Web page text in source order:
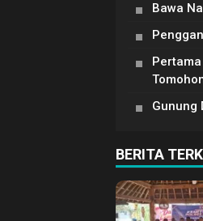
Bawa
Gunung
BERITA